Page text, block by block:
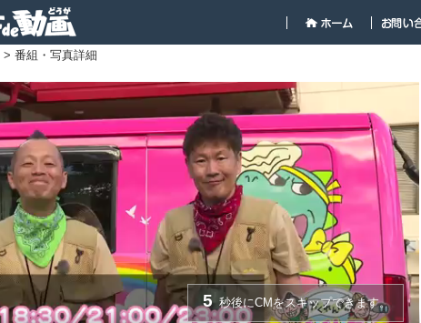
> 番組・写真詳細
5 秒後にCMをスキップできます。